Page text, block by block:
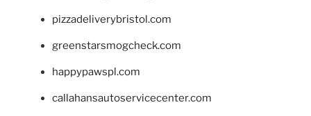
pizzadeliverybristol.com
greenstarsmogcheck.com
happypawspl.com
callahansautoservicecenter.com